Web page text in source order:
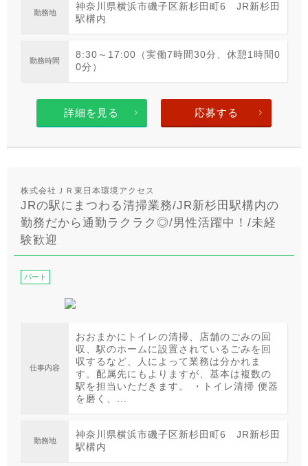
勤務地
神奈川県横浜市磯子区新杉田町6 JR新杉田
駅構内
勤務時間
8:30～17:00（実働7時間30分、休憩1時間0
0分）
詳細を見る 応募する
株式会社ＪＲ東日本環境アクセス
JRの駅にまつわる清掃業務/JR新杉田駅構内の
勤務だから通勤ラクラク◎/男性活躍中！/未経
験歓迎
パート
仕事内容
おおまかにトイレの清掃、店舗のごみの回
収、駅のホームに設置されているごみを回
収するなど、人によって業務は分かれま
す。配属先にもよりますが、基本は複数の
駅を担当いただきます。 ・トイレ清掃 便器
を磨く、...
勤務地
神奈川県横浜市磯子区新杉田町6 JR新杉田
駅構内